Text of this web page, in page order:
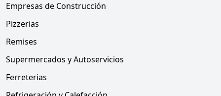
Empresas de Construcción
Pizzerias
Remises
Supermercados y Autoservicios
Ferreterias